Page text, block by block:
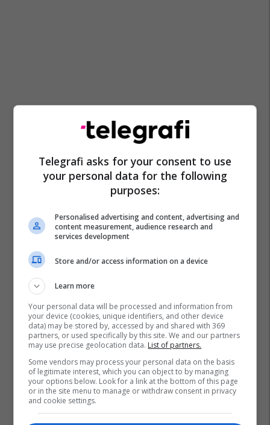
Telegrafi asks for your consent to use
your personal data for the following
purposes:
Personalised advertising and content, advertising and
content measurement, audience research and
services development
Store and/or access information on a device
Learn more
Your personal data will be processed and information from
your device (cookies, unique identifiers, and other device
data) may be stored by, accessed by and shared with 369
partners, or used specifically by this site. We and our partners
may use precise geolocation data. List of partners.
Some vendors may process your personal data on the basis
of legitimate interest, which you can object to by managing
your options below. Look for a link at the bottom of this page
or in the site menu to manage or withdraw consent in privacy
and cookie settings.